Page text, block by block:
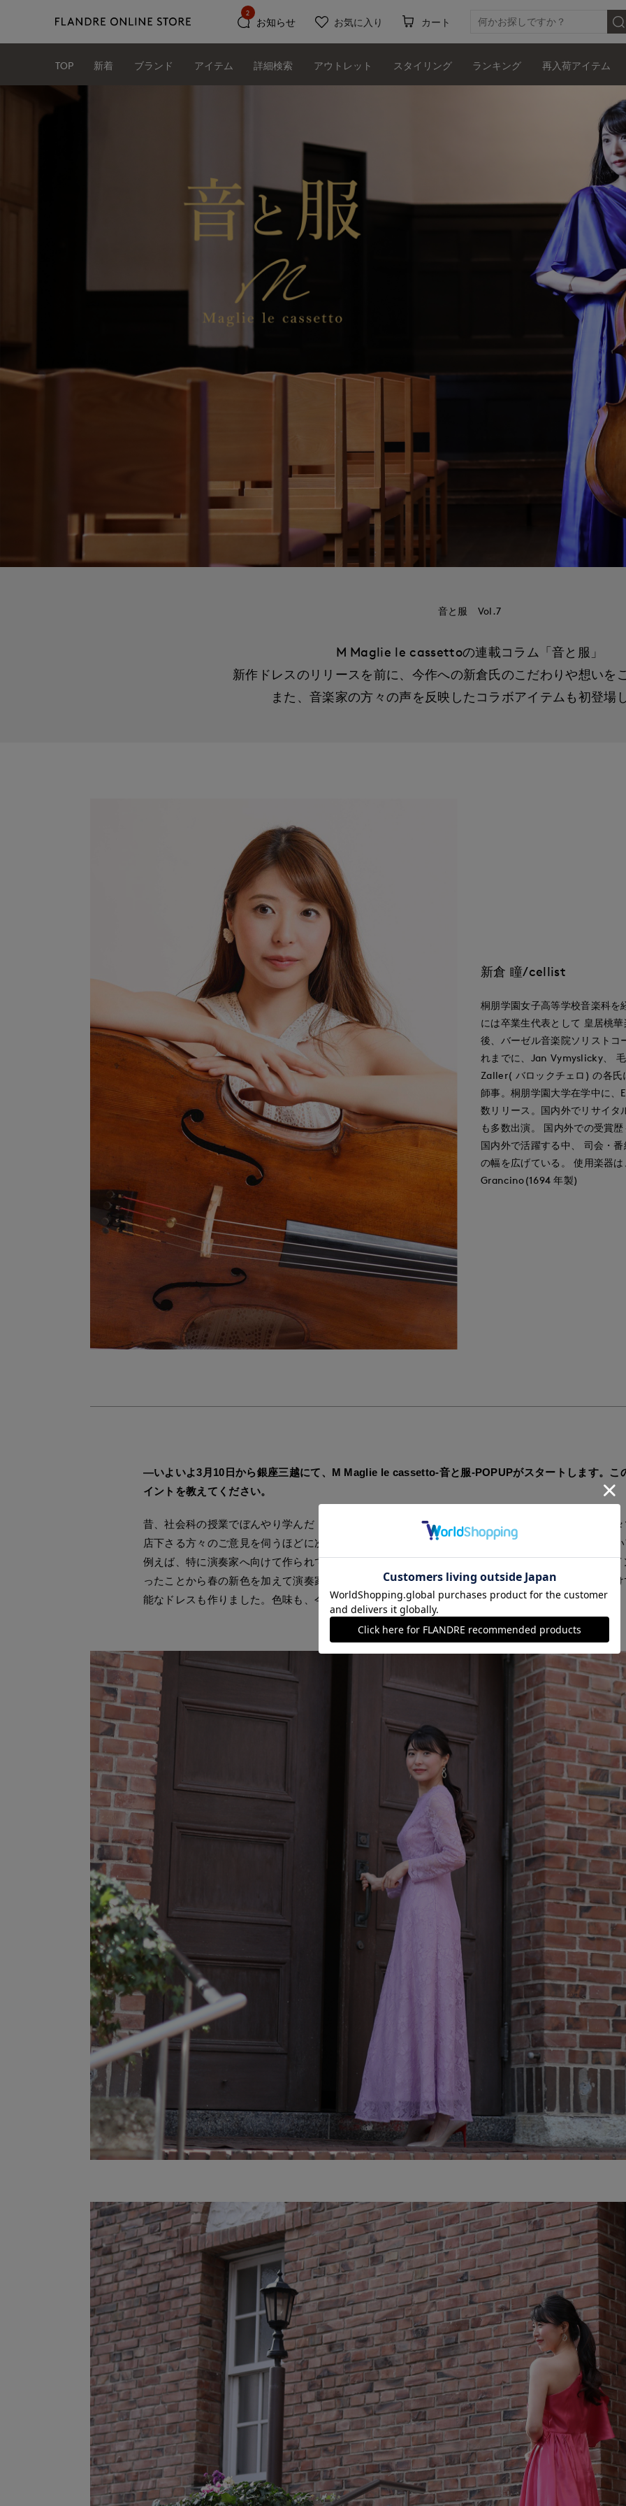
お知らせ
2
お気に入り カート
TOP 新着 ブランド アイテム 詳細検索 アウトレット スタイリング ランキング 再入荷アイテム
音と服 Vol.7
M Maglie le cassettoの連載コラム「音と服」
新作ドレスのリリースを前に、今作への新倉氏のこだわりや想いを
また、音楽家の方々の声を反映したコラボアイテムも初登場
新倉 瞳/cellist
桐朋学園女子高等学校音楽科を
には卒業生代表として 皇居桃
後、バーゼル音楽院ソリストコ
れまでに、Jan Vymyslicky、
Zaller( バロックチェロ) の各氏
師事。桐朋学園大学在学中に
数リリース。国内外でリサイタ
も多数出演。 国内外での受賞
国内外で活躍する中、 司会・
の幅を広げている。 使用楽器
Grancino(1694 年製)
―いよいよ3月10日から銀座三越にて、M Maglie le cassetto-音と服-POPUPがスタートします。こ
イントを教えてください。
昔、社会科の授業でぼんやり学んだ「需要と供給」がとても大切であることを改めて感じている日
店下さる方々のご意見を伺うほどに次なる目標が出来て、機能的にもデザイン的にもどんどん新しい
例えば、特に演奏家へ向けて作られていた訳ではなかった袖付きのレースのMのワンピースのデザ
ったことから春の新色を加えて演奏家用に改めて作りました。また、1着で2度オイシイことも心掛
能なドレスも作りました。色味も、今まで頂いたご意見を意識しています。